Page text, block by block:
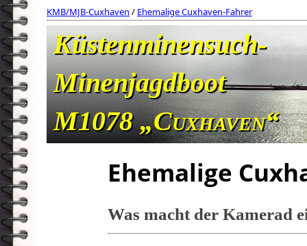
KMB/MJB-Cuxhaven / Ehemalige Cuxhaven-Fahrer
Küstenminensuch-
Minenjagdboot
M1078„Cuxhaven“
Ehemalige
Was macht der Kamerad